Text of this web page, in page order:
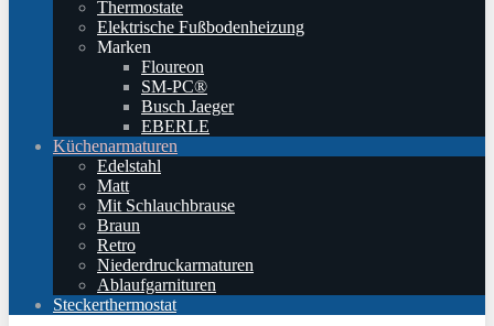
Thermostate
Elektrische Fußbodenheizung
Marken
Floureon
SM-PC®
Busch Jaeger
EBERLE
Küchenarmaturen
Edelstahl
Matt
Mit Schlauchbrause
Braun
Retro
Niederdruckarmaturen
Ablaufgarnituren
Steckerthermostat